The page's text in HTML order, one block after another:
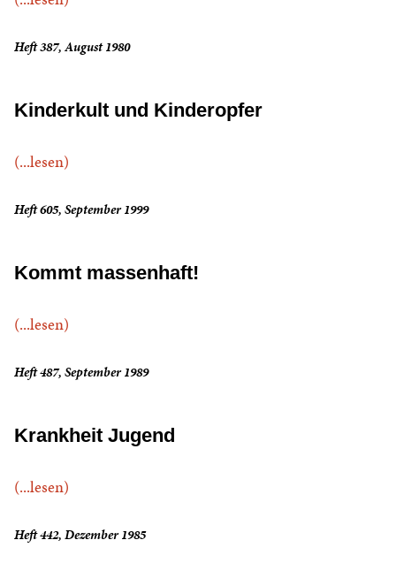
Heft 387, August 1980
Kinderkult und Kinderopfer
(...lesen)
Heft 605, September 1999
Kommt massenhaft!
(...lesen)
Heft 487, September 1989
Krankheit Jugend
(...lesen)
Heft 442, Dezember 1985